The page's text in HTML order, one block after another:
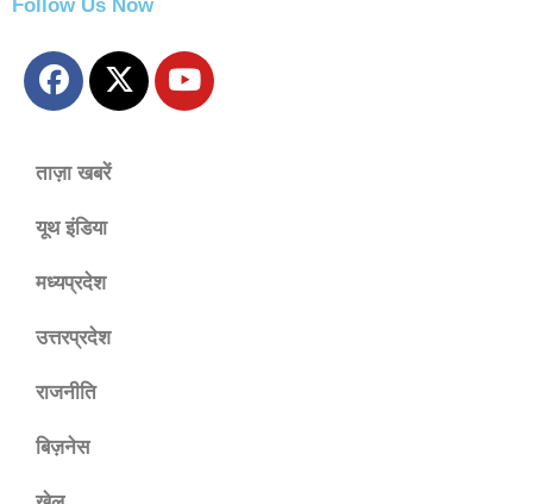
Follow Us Now
ताज़ा खबरें
यूथ इंडिया
मध्यप्रदेश
उत्तरप्रदेश
राजनीति
बिज़नेस